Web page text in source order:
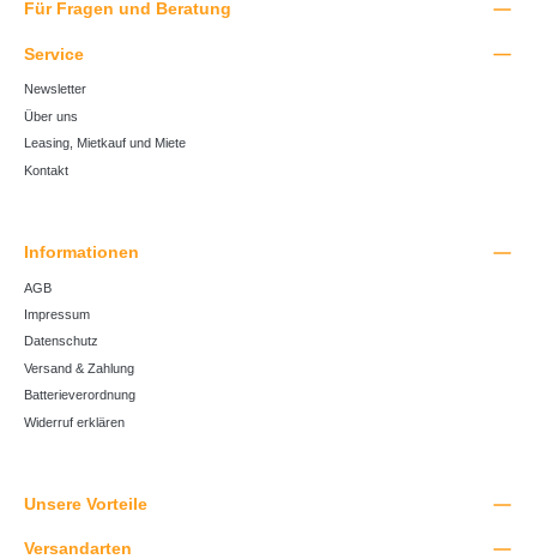
Für Fragen und Beratung
Unsere Vorteile
Service
Newsletter
Über uns
Leasing, Mietkauf und Miete
Kontakt
Informationen
AGB
Impressum
Datenschutz
Versand & Zahlung
Batterieverordnung
Widerruf erklären
Versandarten